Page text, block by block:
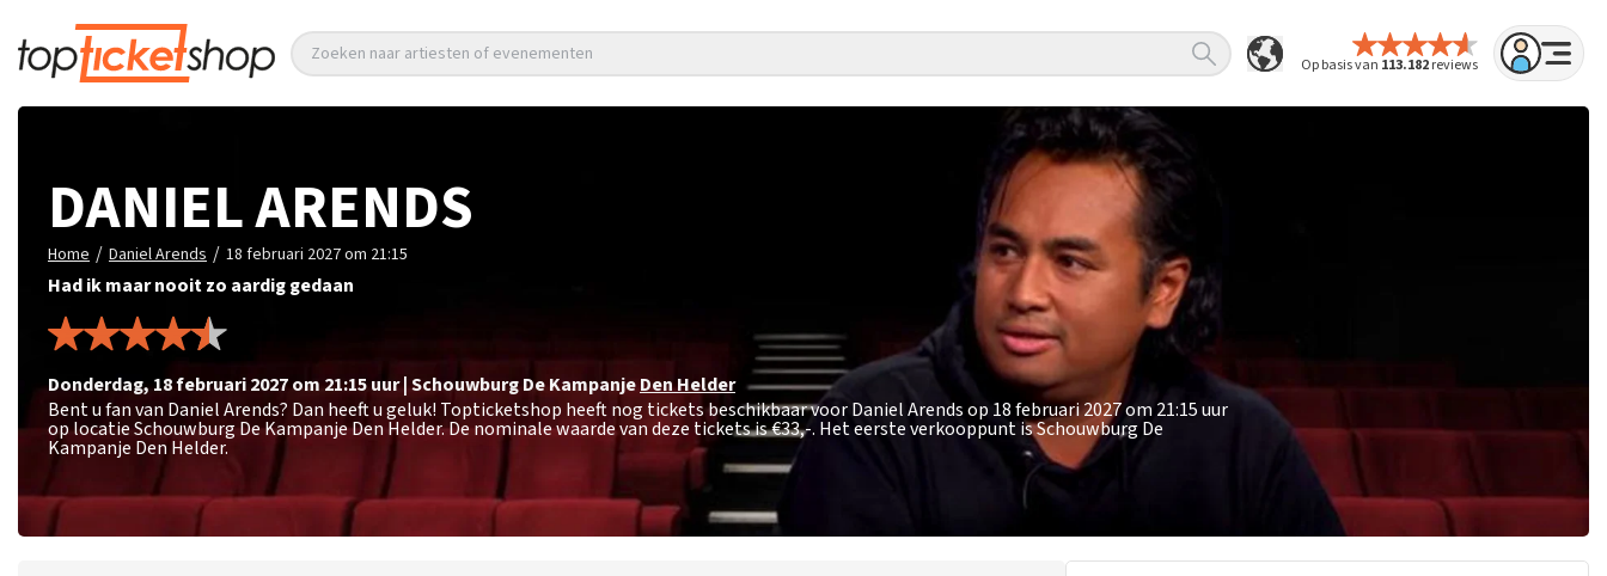
Op basis van 113.182reviews
Zoeken naar artiesten of evenementen
DANIEL ARENDS
Home / Daniel Arends / 18 februari 2027 om 21:15
Had ik maar nooit zo aardig gedaan
donderdag,18 februari 2027 om 21:15uur|Schouwburg De KampanjeDen Helder
Bent u fan van Daniel Arends? Dan heeft u geluk! Topticketshop heeft nog tickets beschikbaar voor Daniel Arends op 18 februari 2027 om 21:15 uur
op locatie Schouwburg De Kampanje Den Helder. De nominale waarde van deze tickets is€33,-. Het eerste verkooppunt is Schouwburg De
Kampanje Den Helder.